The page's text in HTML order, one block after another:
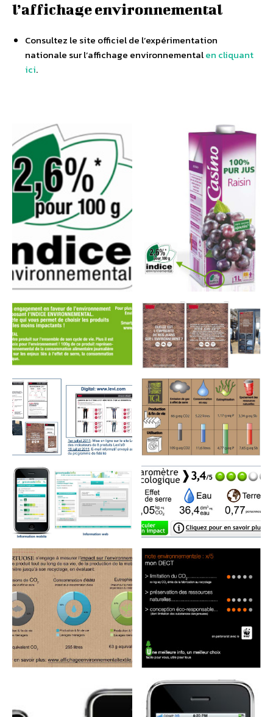
l’affichage environnemental
Consultez le site officiel de l’expérimentation
nationale sur l’affichage environnementalen cliquant
ici.